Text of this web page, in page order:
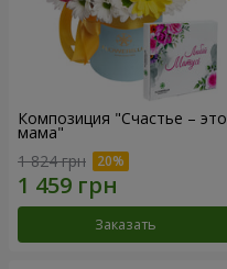
Композиция "Счастье – это
мама"
1 824 грн
Заказать